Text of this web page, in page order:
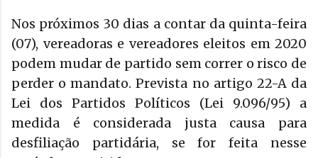
Nos próximos 30 dias a contar da quinta-feira
(07), vereadoras e vereadores eleitos em 2020
podem mudar de partido sem correr o risco de
perder o mandato. Prevista no artigo 22-A da
Lei dos Partidos Políticos (Lei 9.096/95) a
medida é considerada justa causa para
desfiliação partidária, se for feita nesse